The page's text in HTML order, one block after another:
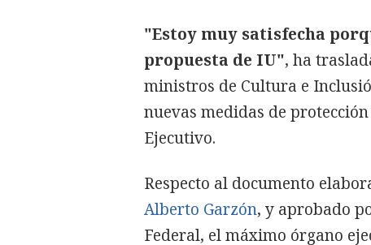
"Estoy muy satisfecha
propuesta de IU", ha
ministros de Cultura e
nuevas medidas de
Ejecutivo.
Respecto al documento
Alberto Garzón, y aprobado
Federal, el máximo órgano